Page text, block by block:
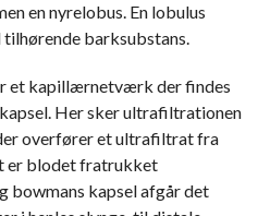
en nyrelobus. En lobulus
barksubstans.
et kapillærnetværk der findes
Her sker ultrafiltrationen
overfører et ultrafiltrat fra
er blodet fratrukket
bowmans kapsel afgår det